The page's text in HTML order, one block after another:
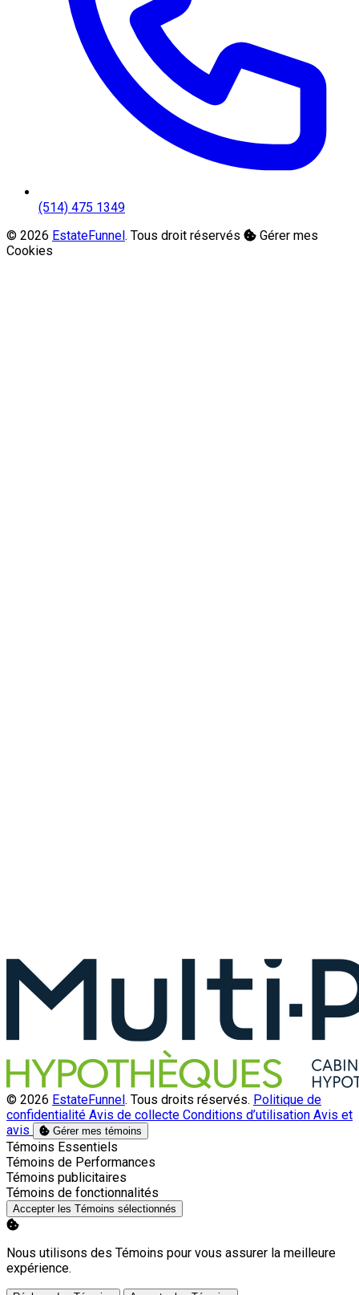
(514) 475 1349
© 2026 EstateFunnel. Tous droit réservés
Gérer mes
Cookies
© 2026 EstateFunnel. Tous droits réservés. Politique de
confidentialité Avis de collecte Conditions d’utilisation Avis et
avis
Gérer mes témoins
Activer
Témoins Essentiels
Activer
Témoins de Performances
Activer
Témoins publicitaires
Activer
Témoins de fonctionnalités
Accepter les Témoins sélectionnés
Nous utilisons des Témoins pour vous assurer la meilleure
expérience.